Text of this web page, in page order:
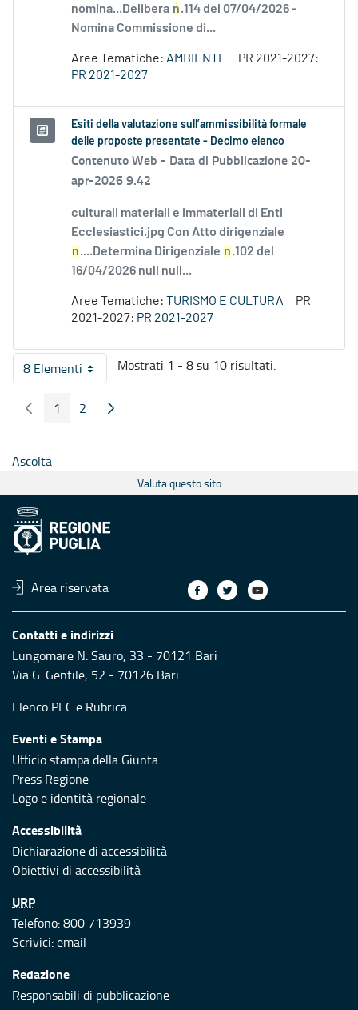
nomina...Delibera n.114 del 07/04/2026 -
Nomina Commissione di...
Aree Tematiche: AMBIENTE
PR 2021-2027:
PR 2021-2027
Esiti della valutazione sull’ammissibilità formale
delle proposte presentate - Decimo elenco
Contenuto Web - Data di Pubblicazione 20-
apr-2026 9.42
culturali materiali e immateriali di Enti
Ecclesiastici.jpg Con Atto dirigenziale
n....Determina Dirigenziale n.102 del
16/04/2026 null null...
Aree Tematiche: TURISMO E CULTURA
PR
2021-2027: PR 2021-2027
8 ElementiPer pagina
Mostrati 1 - 8 su 10 risultati.
Pagina Precedente
Pagina
1 Pagina
2 Pagina Seguente
Ascolta
Valuta questo sito
Area riservata
Contatti e indirizzi
Lungomare N. Sauro, 33 - 70121 Bari
Via G. Gentile, 52 - 70126 Bari
Elenco PEC e Rubrica
Eventi e Stampa
Ufficio stampa della Giunta
Press Regione
Logo e identità regionale
Accessibilità
Dichiarazione di accessibilità
Obiettivi di accessibilità
URP
Telefono: 800 713939
Scrivici:email
Redazione
Responsabili di pubblicazione